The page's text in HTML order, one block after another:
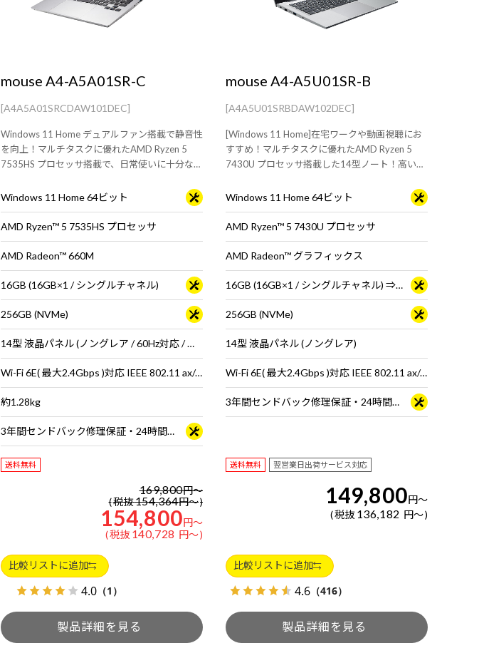
mouse A4-A5A01SR-C
[A4A5A01SRCDAW101DEC]
Windows 11 Home デュアルファン搭載で静音性
を向上！マルチタスクに優れたAMD Ryzen 5
7535HS プロセッサ搭載で、日常使いに十分なス
性を実証された【MIL規格】適合PC！
Windows 11 Home 64ビット
AMD Ryzen™ 5 7535HS プロセッサ
AMD Radeon™ 660M
16GB (16GB×1 / シングルチャネル)
256GB (NVMe)
14型 液晶パネル (ノングレア / 60Hz対応 / アスペクト比16:10)
Wi-Fi 6E( 最大2.4Gbps )対応 IEEE 802.11 ax/ac/a/b/g/n準拠 ＋ Bluetooth 5内蔵
約1.28kg
3年間センドバック修理保証・24時間×365日電話サポート
送料無料
169,800円～
税抜154,364円～
154,800円～
税抜 140,728 円～
比較リストに追加
4.0 （1）
mouse A4-A5U01SR-B
[A4A5U01SRBDAW102DEC]
[Windows 11 Home]在宅ワークや動画視聴にお
すすめ！マルチタスクに優れたAMD Ryzen 5
7430U プロセッサ搭載した14型ノート！高い堅
PC！
Windows 11 Home 64ビット
AMD Ryzen™ 5 7430U プロセッサ
AMD Radeon™ グラフィックス
16GB (16GB×1 / シングルチャネル) ⇒ 16GB (8GB×2 / シングルチャネル)＜ 2025年12月16日 15時00分～ ＞
256GB (NVMe)
14型 液晶パネル (ノングレア)
Wi-Fi 6E( 最大2.4Gbps )対応 IEEE 802.11 ax/ac/a/b/g/n準拠 ＋ Bluetooth 5内蔵
3年間センドバック修理保証・24時間×365日電話サポート
送料無料 翌営業日出荷サービス対応
149,800円～
税抜 136,182 円～
比較リストに追加
4.6 （416）